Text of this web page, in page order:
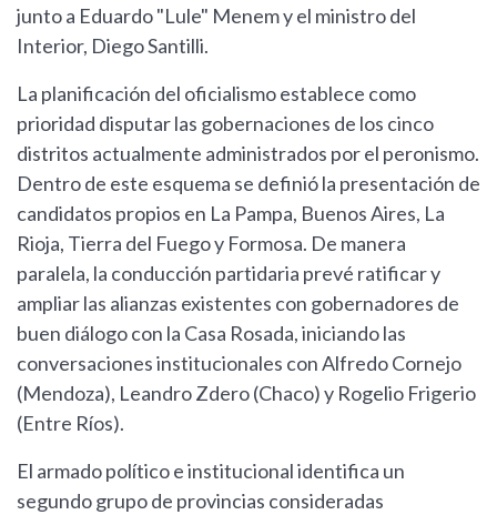
junto a Eduardo "Lule" Menem y el ministro del
Interior, Diego Santilli.
La planificación del oficialismo establece como
prioridad disputar las gobernaciones de los cinco
distritos actualmente administrados por el peronismo.
Dentro de este esquema se definió la presentación de
candidatos propios en La Pampa, Buenos Aires, La
Rioja, Tierra del Fuego y Formosa. De manera
paralela, la conducción partidaria prevé ratificar y
ampliar las alianzas existentes con gobernadores de
buen diálogo con la Casa Rosada, iniciando las
conversaciones institucionales con Alfredo Cornejo
(Mendoza), Leandro Zdero (Chaco) y Rogelio Frigerio
(Entre Ríos).
El armado político e institucional identifica un
segundo grupo de provincias consideradas